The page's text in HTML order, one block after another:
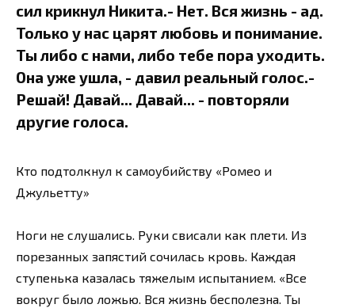
сил крикнул Никита.- Нет. Вся жизнь - ад.
Только у нас царят любовь и понимание.
Ты либо с нами, либо тебе пора уходить.
Она уже ушла, - давил реальный голос.-
Решай! Давай... Давай... - повторяли
другие голоса.
Кто подтолкнул к самоубийству «Ромео и
Джульетту»
Ноги не слушались. Руки свисали как плети. Из
порезанных запястий сочилась кровь. Каждая
ступенька казалась тяжелым испытанием. «Все
вокруг было ложью. Вся жизнь бесполезна. Ты